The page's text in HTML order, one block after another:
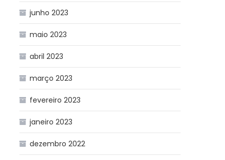
junho 2023
maio 2023
abril 2023
março 2023
fevereiro 2023
janeiro 2023
dezembro 2022